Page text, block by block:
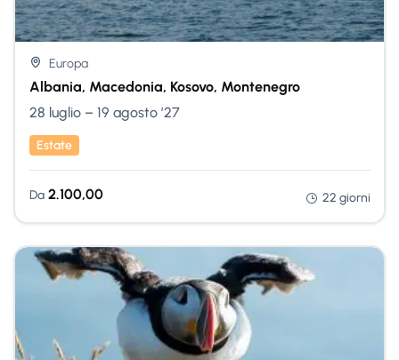
Europa
Albania, Macedonia, Kosovo, Montenegro
Nessuna Scelta
28 luglio – 19 agosto ’27
Estate
Da 2.100,00 22 giorni